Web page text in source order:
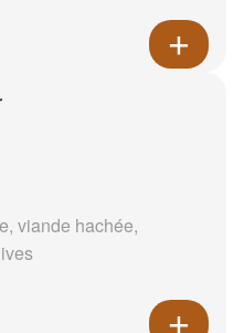
viande hachée,